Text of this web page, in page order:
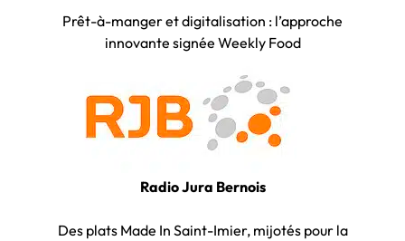
Prêt-à-manger et digitalisation : l’approche
innovante signée Weekly Food
Radio Jura Bernois
Des plats Made In Saint-Imier, mijotés pour la